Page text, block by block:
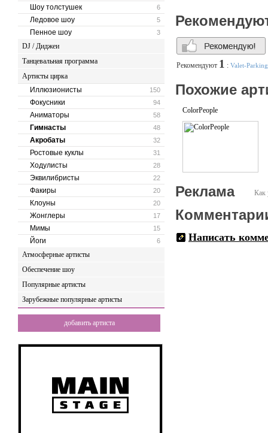
6
Шоу толстушек
5
Ледовое шоу
3
Пенное шоу
DJ / Диджеи
Танцевальная программа
Артисты цирка
150
Иллюзионисты
94
Фокусники
58
Аниматоры
48
Гимнасты
32
Акробаты
31
Ростовые куклы
28
Ходулисты
22
Эквилибристы
20
Факиры
20
Клоуны
17
Жонглеры
15
Мимы
6
Йоги
Атмосферные артисты
Обеспечение шоу
Популярные артисты
Зарубежные популярные артисты
добавить артиста
Рекомендуют 1 : Valet-Parking
Похожие
ColorPeople
Как
Реклама
Написать